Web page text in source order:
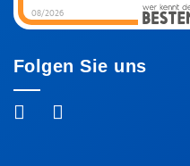
08/2026
Folgen Sie uns